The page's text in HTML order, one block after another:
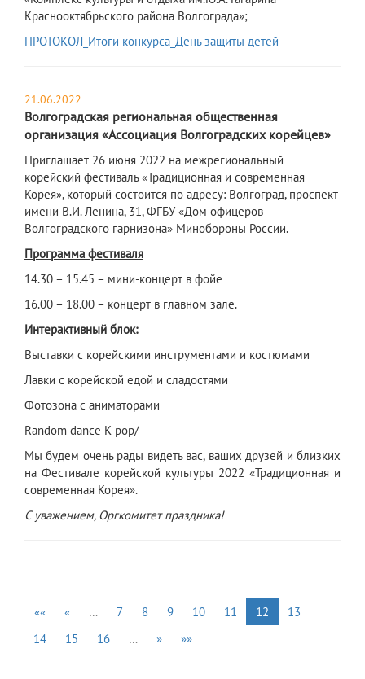
Краснооктябрьского района Волгограда»;
ПРОТОКОЛ_Итоги конкурса_День защиты детей
21.06.2022
Волгоградская региональная общественная
организация «Ассоциация Волгоградских корейцев»
​Приглашает 26 июня 2022 на межрегиональный
корейский фестиваль «Традиционная и современная
Корея», который состоится по адресу: Волгоград, проспект
имени В.И. Ленина, 31, ФГБУ «Дом офицеров
Волгоградского гарнизона» Минобороны России.
Программа фестиваля
14.30 – 15.45 – мини-концерт в фойе
16.00 – 18.00 – концерт в главном зале.
Интерактивный блок:
Выставки с корейскими инструментами и костюмами
Лавки с корейской едой и сладостями
Фотозона с аниматорами
Random dance K-pop/
Мы будем очень рады видеть вас, ваших друзей и близких
на Фестивале корейской культуры 2022 «Традиционная и
современная Корея».
С уважением, Оргкомитет праздника!
«« « … 7 8 9 10 11 12
13
14
15 16 … » »»